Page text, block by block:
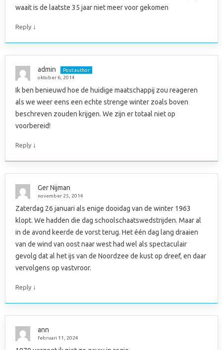
waait is de laatste 35 jaar niet meer voor gekomen
Reply ↓
admin
Post author
oktober 6, 2014
Ik ben benieuwd hoe de huidige maatschappij zou reageren
als we weer eens een echte strenge winter zoals boven
beschreven zouden krijgen. We zijn er totaal niet op
voorbereid!
Reply ↓
Ger Nijman
november 25, 2014
Zaterdag 26 januari als enige dooidag van de winter 1963
klopt. We hadden die dag schoolschaatswedstrijden. Maar al
in de avond keerde de vorst terug. Het één dag lang draaien
van de wind van oost naar west had wel als spectaculair
gevolg dat al het ijs van de Noordzee de kust op dreef, en daar
vervolgens op vastvroor.
Reply ↓
ann
februari 11, 2024